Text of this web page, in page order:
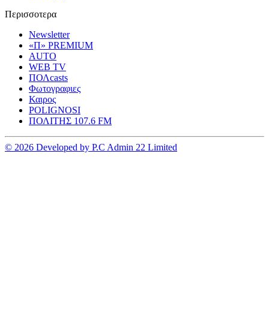
Περισσοτερα
Newsletter
«Π» PREMIUM
AUTO
WEB TV
ΠΟΛcasts
Φωτογραφιες
Καιρος
POLIGNOSI
ΠΟΛΙΤΗΣ 107.6 FM
© 2026 Developed by P.C Admin 22 Limited